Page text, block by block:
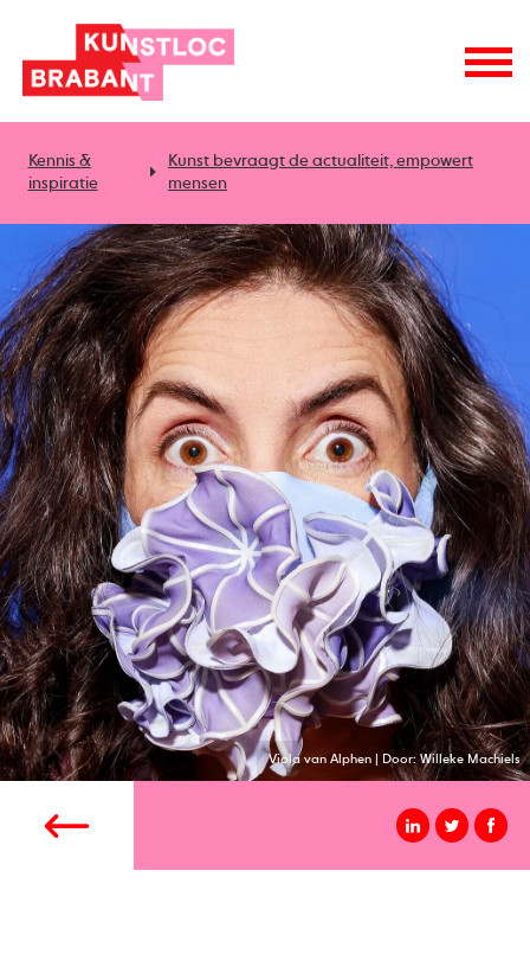
Kennis &
inspiratie
Kunst bevraagt de actualiteit, empowert
mensen
Viola van Alphen | Door: Willeke Machiels